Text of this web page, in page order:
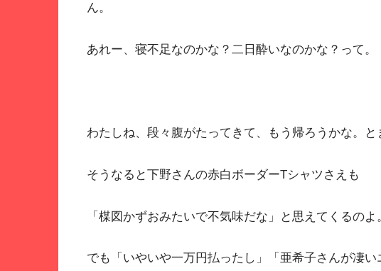
ん。
あれー、寝不足なのかな？二日酔いなのかな？って。
わたしね、段々腹がたってきて、もう帰ろうかな。と
そうなると下野さんの赤白ボーダーTシャツさえも
「楳図かずおみたいで不気味だな」と思えてくるのよ
でも「いやいや一万円払ったし」「亜希子さんが凄